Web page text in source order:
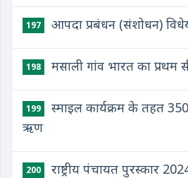
197 आपदा प्रबंधन (संशोधन)
198 मसाली गांव भारत का प्रथम
199
स्माइल कार्यक्रम के तहत
ऋण
200 राष्ट्रीय पंचायत पुरस्कार